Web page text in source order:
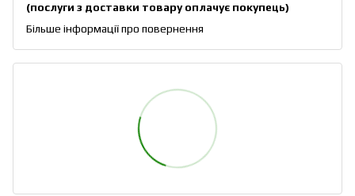
(послуги з доставки товару оплачує покупець)
Більше інформації про повернення